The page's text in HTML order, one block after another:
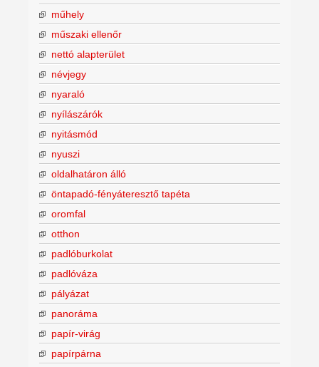
műhely
műszaki ellenőr
nettó alapterület
névjegy
nyaraló
nyílászárók
nyitásmód
nyuszi
oldalhatáron álló
öntapadó-fényáteresztő tapéta
oromfal
otthon
padlóburkolat
padlóváza
pályázat
panoráma
papír-virág
papírpárna